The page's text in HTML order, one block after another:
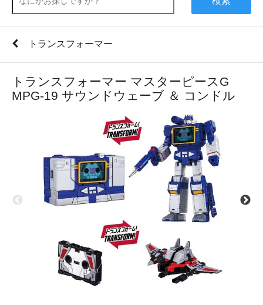
トランスフォーマー
トランスフォーマー マスターピースG
MPG-19 サウンドウェーブ ＆ コンドル